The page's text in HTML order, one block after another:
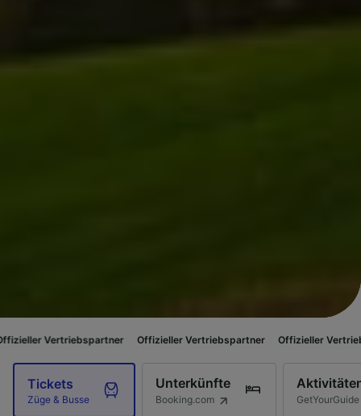
Offizieller Vertriebspartner Offizieller Vertriebspartner
Tickets
Züge & Busse
Unterkünfte
Booking.com GetYourGuide